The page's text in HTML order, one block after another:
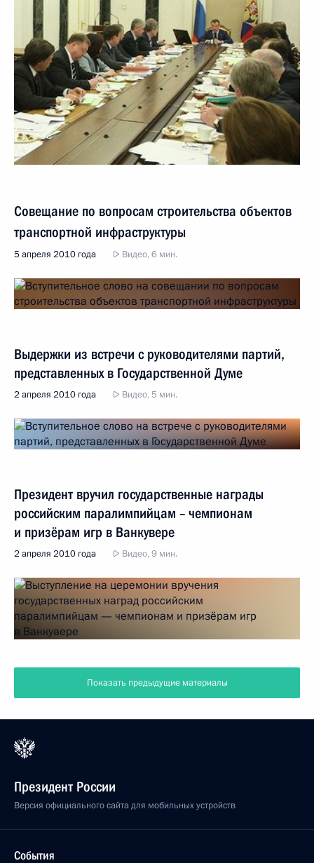
Совещание по вопросам строительства объектов
транспортной инфраструктуры
5 апреля 2010 года Видео, 6 мин.
Выдержки из встречи с руководителями партий,
представленных в Государственной Думе
2 апреля 2010 года Видео, 5 мин.
Президент вручил государственные награды
российским паралимпийцам – чемпионам
и призёрам игр в Ванкувере
2 апреля 2010 года Видео, 9 мин.
Показать предыдущие материалы
Президент России
Версия официального сайта для мобильных устройств
События